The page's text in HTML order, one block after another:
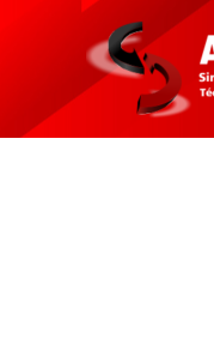
conteúdo